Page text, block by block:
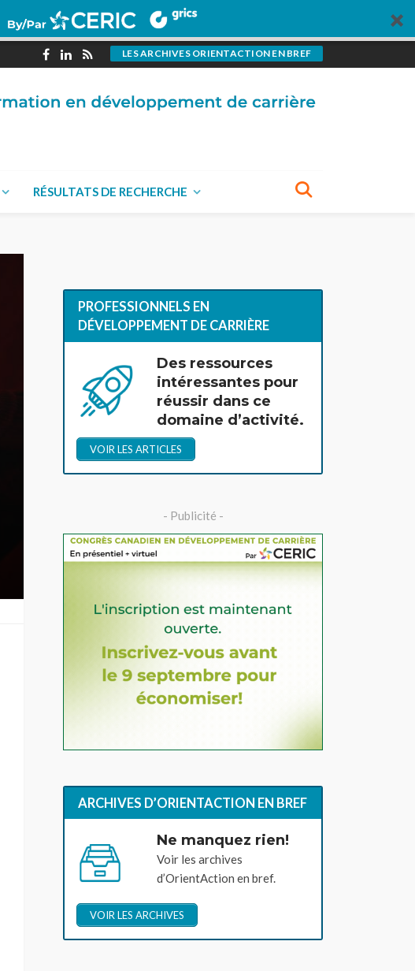
LES ARCHIVES ORIENTACTION EN BREF
RÉSULTATS DE RECHERCHE
PROFESSIONNELS EN
DÉVELOPPEMENT DE CARRIÈRE
Des ressources
intéressantes pour
réussir dans ce
domaine d’activité.
VOIR LES ARTICLES
- Publicité -
ARCHIVES D’ORIENTACTION EN BREF
Ne manquez rien!
Voir les archives
d’OrientAction en bref.
VOIR LES ARCHIVES